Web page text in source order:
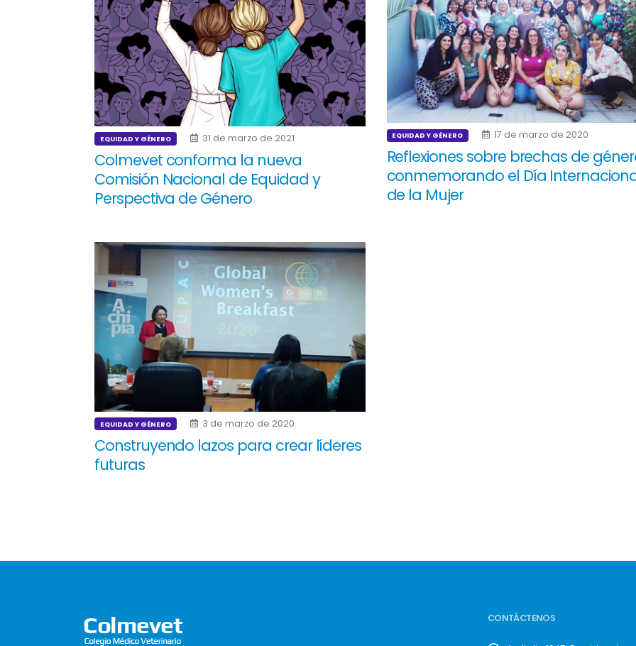
EQUIDAD Y GÉNERO 31 de marzo de 2021
Colmevet conforma la nueva
Comisión Nacional de Equidad y
Perspectiva de Género
EQUIDAD Y GÉNERO 17 de marzo de 2020
Reflexiones sobre brechas de
conmemorando el Día
de la Mujer
EQUIDAD Y GÉNERO 3 de marzo de 2020
Construyendo lazos para crear líderes
futuras
CONTÁCTENOS